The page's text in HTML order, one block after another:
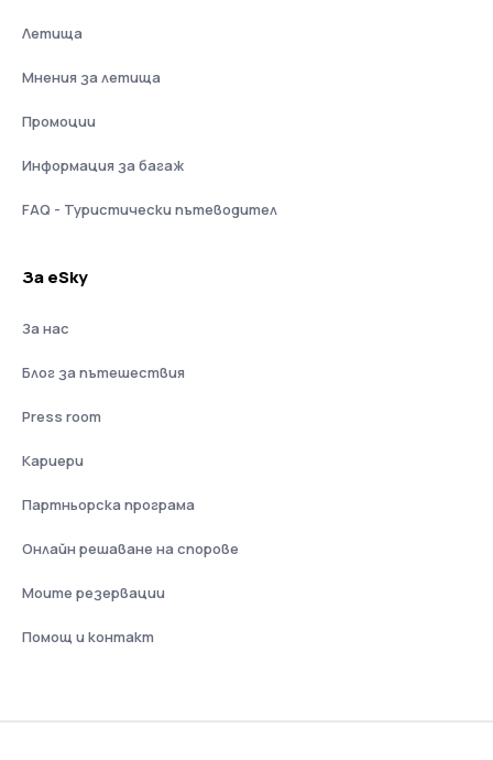
Летища
Мнения за летища
Промоции
Информация за багаж
FAQ - Туристически пътеводител
За eSky
За нас
Блог за пътешествия
Press room
Кариери
Партньорска програма
Онлайн решаване на спорове
Моите резервации
Помощ и контакт